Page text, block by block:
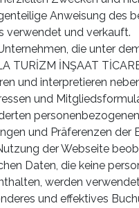
Anweisung des
verwendet und verkauft.
die unter
TURİZM İNŞAAT
und interpretieren
und
und Präferenzen der
der Webseite
Daten, die keine
werden
und effektives